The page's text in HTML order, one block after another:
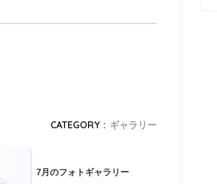
CATEGORY : ギャラリー
7月のフォトギャラリー